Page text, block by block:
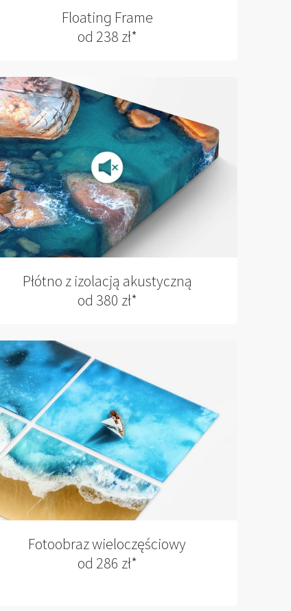
Floating Frame
od 238 zł*
Płótno z izolacją akustyczną
od 380 zł*
Fotoobraz wieloczęściowy
od 286 zł*